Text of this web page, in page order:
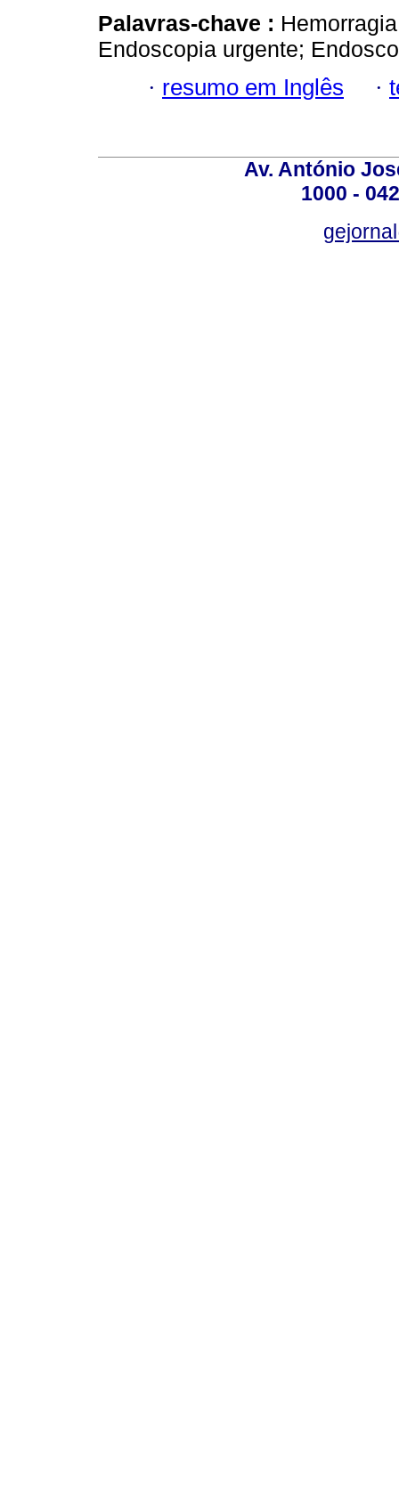
Palavras-chave :
Endoscopia urgente;
· resumo em Inglês ·
Av. António
1000 -